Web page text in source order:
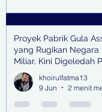
Proyek Pabrik Gula
yang Rugikan Negara
Miliar, Kini Digeledah
khoirulfatma13
9 Jun
2 menit